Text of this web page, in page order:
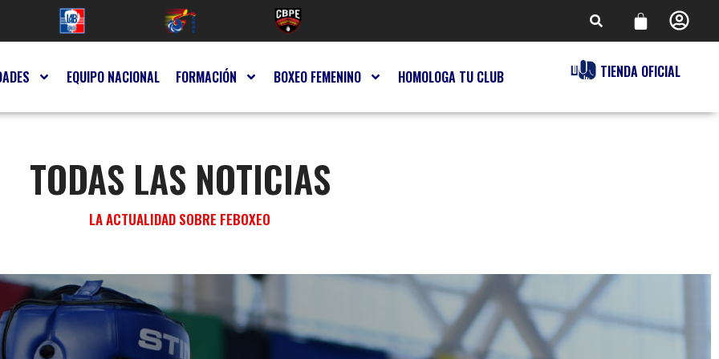
EQUIPO NACIONAL FORMACIÓN BOXEO FEMENINO HOMOLOGA TU CLUB TIENDA OFICIAL
TODAS LAS NOTICIAS
LA ACTUALIDAD SOBRE FEBOXEO